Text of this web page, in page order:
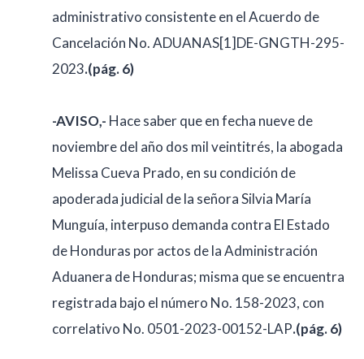
administrativo consistente en el Acuerdo de
Cancelación No. ADUANAS[1]DE-GNGTH-295-
2023.(pág. 6)
-AVISO,- Hace saber que en fecha nueve de
noviembre del año dos mil veintitrés, la abogada
Melissa Cueva Prado, en su condición de
apoderada judicial de la señora Silvia María
Munguía, interpuso demanda contra El Estado
de Honduras por actos de la Administración
Aduanera de Honduras; misma que se encuentra
registrada bajo el número No. 158-2023, con
correlativo No. 0501-2023-00152-LAP.(pág. 6)